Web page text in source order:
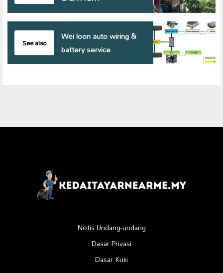
See also
Wei loon auto wiring &
battery service
Notis Undang-undang
Dasar Privasi
Dasar Kuki